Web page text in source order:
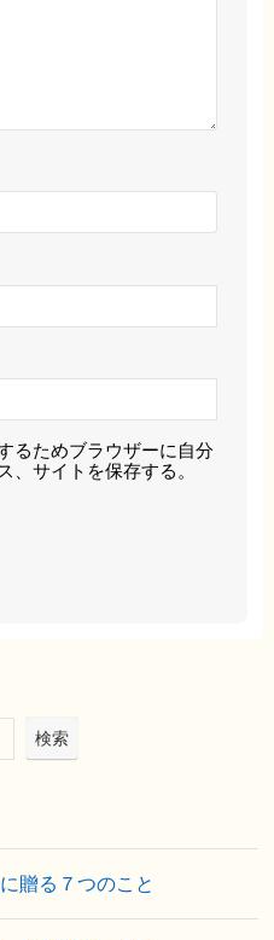
るためブラウザーに自分
、サイトを保存する。
検索
贈る７つのこと